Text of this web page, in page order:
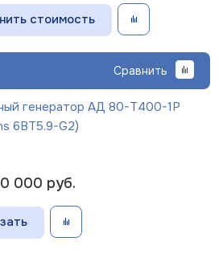
стоимость
Сравнить
генератор АД 80-Т400-1Р
6BT5.9-G2)
000 руб.